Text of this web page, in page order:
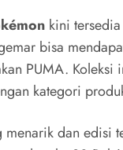
kini
bisa
PUMA. Koleksi
kategori
menarik dan edisi